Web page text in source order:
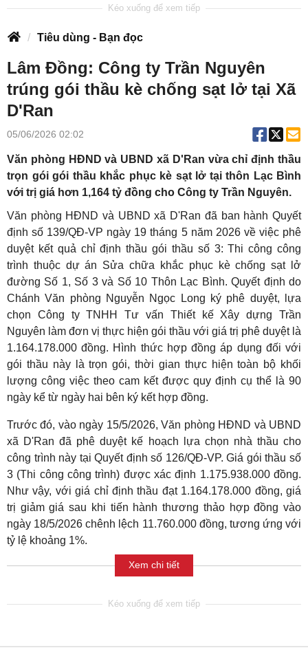
Tiêu dùng - Bạn đọc
Lâm Đồng: Công ty Trần Nguyên
trúng gói thầu kè chống sạt lở tại Xã
D'Ran
05/06/2026 02:02
Văn phòng HĐND và UBND xã D'Ran vừa chỉ định thầu
trọn gói gói thầu khắc phục kè sạt lở tại thôn Lạc Bình
với trị giá hơn 1,164 tỷ đồng cho Công ty Trần Nguyên.
Văn phòng HĐND và UBND xã D'Ran đã ban hành Quyết
định số 139/QĐ-VP ngày 19 tháng 5 năm 2026 về việc phê
duyệt kết quả chỉ định thầu gói thầu số 3: Thi công công
trình thuộc dự án Sửa chữa khắc phục kè chống sạt lở
đường Số 1, Số 3 và Số 10 Thôn Lạc Bình. Quyết định do
Chánh Văn phòng Nguyễn Ngọc Long ký phê duyệt, lựa
chọn Công ty TNHH Tư vấn Thiết kế Xây dựng Trần
Nguyên làm đơn vị thực hiện gói thầu với giá trị phê duyệt là
1.164.178.000 đồng. Hình thức hợp đồng áp dụng đối với
gói thầu này là trọn gói, thời gian thực hiện toàn bộ khối
lượng công việc theo cam kết được quy định cụ thể là 90
ngày kể từ ngày hai bên ký kết hợp đồng.
Trước đó, vào ngày 15/5/2026, Văn phòng HĐND và UBND
xã D'Ran đã phê duyệt kế hoạch lựa chọn nhà thầu cho
công trình này tại Quyết định số 126/QĐ-VP. Giá gói thầu số
3 (Thi công công trình) được xác định 1.175.938.000 đồng.
Như vậy, với giá chỉ định thầu đạt 1.164.178.000 đồng, giá
trị giảm giá sau khi tiến hành thương thảo hợp đồng vào
ngày 18/5/2026 chênh lệch 11.760.000 đồng, tương ứng với
tỷ lệ khoảng 1%.
Xem chi tiết